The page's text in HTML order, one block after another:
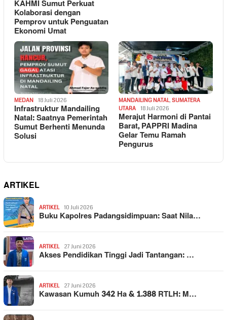
KAHMI Sumut Perkuat
Kolaborasi dengan
Pemprov untuk Penguatan
Ekonomi Umat
MEDAN 18 Juli 2026
Infrastruktur Mandailing
Natal: Saatnya Pemerintah
Sumut Berhenti Menunda
Solusi
MANDAILING NATAL, SUMATERA
UTARA
18 Juli 2026
Merajut Harmoni di Pantai
Barat, PAPPRI Madina
Gelar Temu Ramah
Pengurus
ARTIKEL
ARTIKEL 10 Juli 2026
Buku Kapolres Padangsidimpuan: Saat Nila…
ARTIKEL 27 Juni 2026
Akses Pendidikan Tinggi Jadi Tantangan: …
ARTIKEL 27 Juni 2026
Kawasan Kumuh 342 Ha & 1.388 RTLH: M…